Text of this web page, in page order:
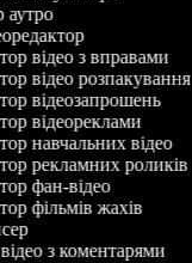
аутро
відео з вправами
відео розпакування
відеозапрошень
відеореклами
навчальних відео
рекламних роликів
фан-відео
фільмів жахів
відео з коментарями